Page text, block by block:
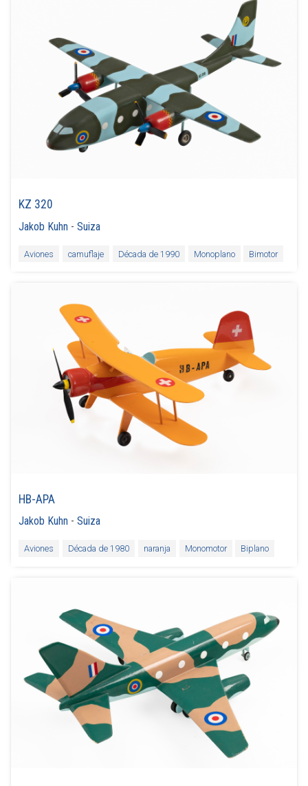
KZ 320
Jakob Kuhn -Suiza
Aviones camuflaje Década de 1990 Monoplano Bimotor
HB-APA
Jakob Kuhn -Suiza
Aviones Década de 1980 naranja Monomotor Biplano